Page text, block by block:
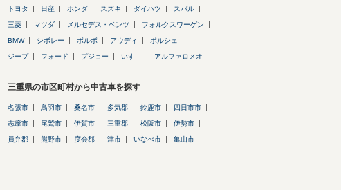
トヨタ 日産 ホンダ スズキ ダイハツ スバル
三菱 マツダ メルセデス・ベンツ フォルクスワーゲン
BMW シボレー ボルボ アウディ ポルシェ
ジープ フォード プジョー いすゞ アルファロメオ
三重県の市区町村から中古車を探す
名張市 鳥羽市 桑名市 多気郡 鈴鹿市 四日市市
志摩市 尾鷲市 伊賀市 三重郡 松阪市 伊勢市
員弁郡 熊野市 度会郡 津市 いなべ市 亀山市